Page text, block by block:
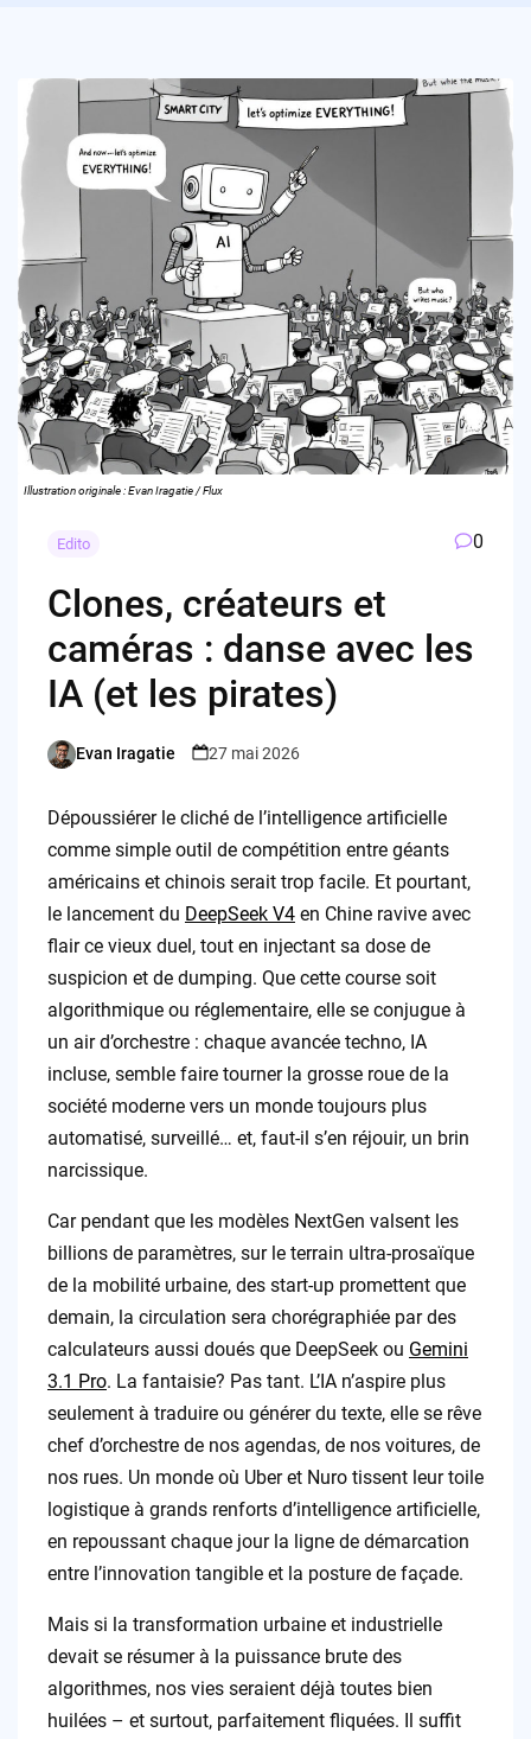
Illustration originale : Evan Iragatie / Flux
Edito 0
Clones, créateurs et
caméras : danse avec les
IA (et les pirates)
Posted
Evan Iragatie 27 mai 2026
Dépoussiérer le cliché de l’intelligence artificielle
comme simple outil de compétition entre géants
américains et chinois serait trop facile. Et pourtant,
le lancement du DeepSeek V4en Chine ravive avec
flair ce vieux duel, tout en injectant sa dose de
suspicion et de dumping. Que cette course soit
algorithmique ou réglementaire, elle se conjugue à
un air d’orchestre : chaque avancée techno, IA
incluse, semble faire tourner la grosse roue de la
société moderne vers un monde toujours plus
automatisé, surveillé… et, faut-il s’en réjouir, un brin
narcissique.
Car pendant que les modèles NextGen valsent les
billions de paramètres, sur le terrain ultra-prosaïque
de la mobilité urbaine, des start-up promettent que
demain, la circulation sera chorégraphiée par des
calculateurs aussi doués que DeepSeek ou Gemini
3.1 Pro. La fantaisie? Pas tant. L’IA n’aspire plus
seulement à traduire ou générer du texte, elle se rêve
chef d’orchestre de nos agendas, de nos voitures, de
nos rues. Un monde où Uber et Nuro tissent leur toile
logistique à grands renforts d’intelligence artificielle,
en repoussant chaque jour la ligne de démarcation
entre l’innovation tangible et la posture de façade.
Mais si la transformation urbaine et industrielle
devait se résumer à la puissance brute des
algorithmes, nos vies seraient déjà toutes bien
huilées – et surtout, parfaitement fliquées. Il suffit